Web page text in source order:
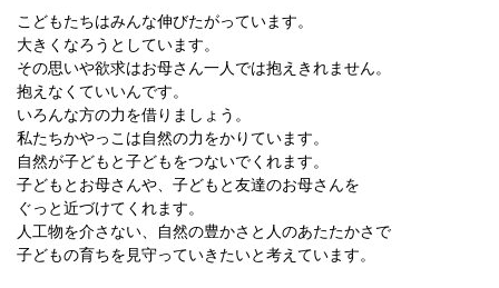
こどもたちはみんな伸びたがっています。
大きくなろうとしています。
その思いや欲求はお母さん一人では抱えきれません。
抱えなくていいんです。
いろんな方の力を借りましょう。
私たちかやっこは自然の力をかりています。
自然が子どもと子どもをつないでくれます。
子どもとお母さんや、子どもと友達のお母さんを
ぐっと近づけてくれます。
人工物を介さない、自然の豊かさと人のあたたかさで
子どもの育ちを見守っていきたいと考えています。